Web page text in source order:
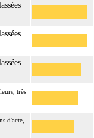
très
d'acte,